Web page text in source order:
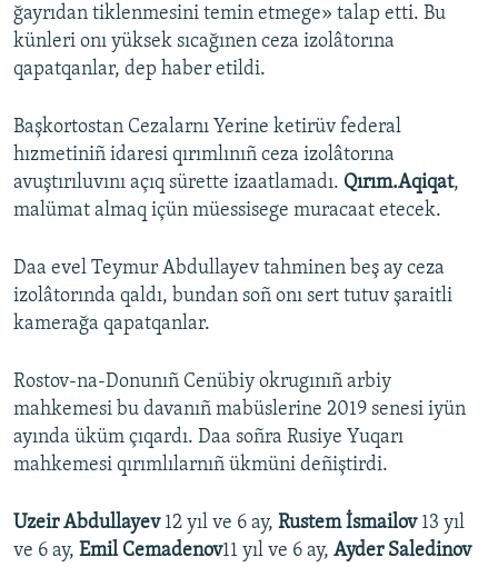
ğayrıdan tiklenmesini temin etmege» talap etti. Bu
künleri onı yüksek sıcağınen ceza izolâtorına
qapatqanlar, dep haber etildi.
Başkortostan Cezalarnı Yerine ketirüv federal
hızmetiniñ idaresi qırımlınıñ ceza izolâtorına
avuştırıluvını açıq sürette izaatlamadı. Qırım.Aqiqat,
malümat almaq içün müessisege muracaat etecek.
Daa evel Teymur Abdullayev tahminen beş ay ceza
izolâtorında qaldı, bundan soñ onı sert tutuv şaraitli
kamerağa qapatqanlar.
Rostov-na-Donunıñ Cenübiy okrugınıñ arbiy
mahkemesi bu davanıñ mabüslerine 2019 senesi iyün
ayında üküm çıqardı. Daa soñra Rusiye Yuqarı
mahkemesi qırımlılarnıñ ükmüni deñiştirdi.
Uzeir Abdullayev12 yıl ve 6 ay, Rustem İsmailov13 yıl
ve 6 ay, Emil Cemadenov11 yıl ve 6 ay, Ayder Saledinov